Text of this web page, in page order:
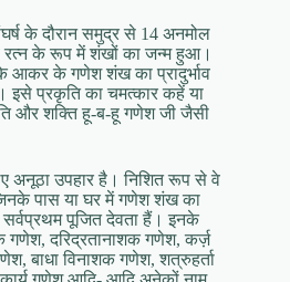
के दौरान समुद्र से 14 अनमोल
रत्न के रूप में शंखों का जन्म हुआ।
आकर के गणेश शंख का प्रादुर्भाव
प्रकृति का चमत्कार कहें या
और शक्ति हू-ब-हू गणेश जी जैसी
अनूठा उपहार है। निशित रूप से वे
पास या घर में गणेश शंख का
पूजित देवता हैं। इनके
दरिद्रतानाशक गणेश, कर्ज़
बाधा विनाशक गणेश, शत्रुहर्ता